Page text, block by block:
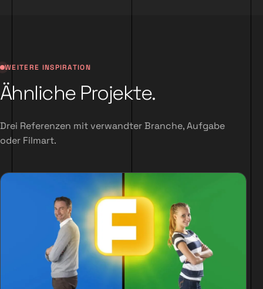
WEITERE INSPIRATION
Ähnliche Projekte.
Drei Referenzen mit verwandter Branche, Aufgabe
oder Filmart.